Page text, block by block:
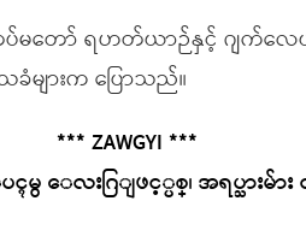
ော် ရဟတ်ယာဉ်နှင့် ဂျက်လေယာ
ျားက ပြောသည်။
*** ZAWGYI ***
ပၚမွ ေလးဂြျဖင့္ပစ္၊ အရပ္သားမ်ာ